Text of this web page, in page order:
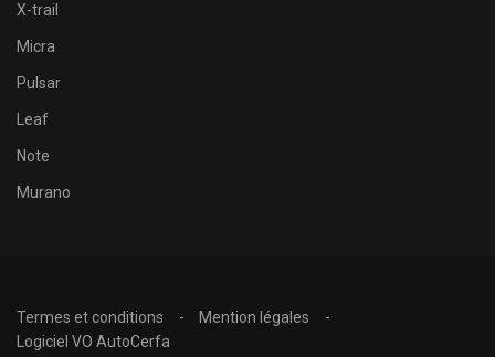
X-trail
Micra
Pulsar
Leaf
Note
Murano
Termes et conditions
Mention légales
Logiciel VO AutoCerfa